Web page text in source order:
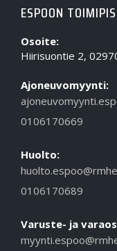
ESPOON
Osoite:
Hiirisuontie 2,
Ajoneuvomyynti:
0106170669
Huolto:
0106170689
Varuste- ja